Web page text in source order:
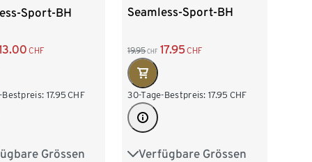
Sport-BH
CHF
Bestpreis: 17.95 CHF
Grössen
M 40/42
Seamless-Sport-BH
19.95 CHF 17.95CHF
30-Tage-Bestpreis: 17.95 CHF
Verfügbare Grössen
S 36/38 M 40/42